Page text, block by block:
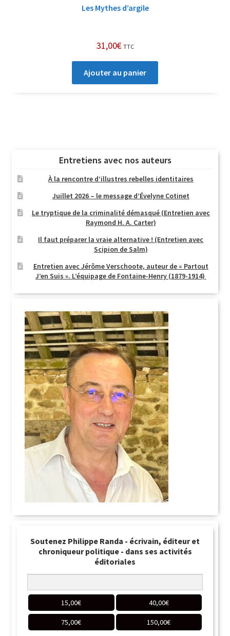
Les Mythes d’argile
31,00€ TTC
Ajouter au panier
Entretiens avec nos auteurs
À la rencontre d’illustres rebelles identitaires
Juillet 2026 – le message d’Évelyne Cotinet
Le tryptique de la criminalité démasqué (Entretien avec
Raymond H. A. Carter)
Il faut préparer la vraie alternative ! (Entretien avec
Scipion de Salm)
Entretien avec Jérôme Verschoote, auteur de « Partout
J’en Suis ». L’équipage de Fontaine-Henry (1879-1914)
Soutenez Philippe Randa - écrivain, éditeur et
chroniqueur politique - dans ses activités
éditoriales
15,00€ 40,00€
75,00€ 150,00€